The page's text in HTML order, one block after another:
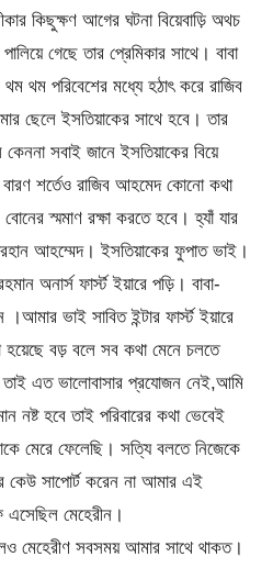
কিছুক্ষণ আগের ঘটনা বিয়েবাড়ি অথচ
গেছে তার প্রেমিকার সাথে। বাবা
থম পরিবেশের মধ্যে হঠাৎ করে রাজিব
ছেলে ইসতিয়াকের সাথে হবে। তার
সবাই জানে ইসতিয়াকের বিয়ে
বারণ শর্তেও রাজিব আহমেদ কোনো কথা
স্মমাণ রক্ষা করতে হবে। হ্যাঁ যার
আহম্মেদ। ইসতিয়াকের ফুপাত ভাই।
অনার্স ফার্স্ট ইয়ারে পড়ি। বাবা-
।আমার ভাই সাবিত ইন্টার ফার্স্ট ইয়ারে
বড় বলে সব কথা মেনে চলতে
তাই এত ভালোবাসার প্রযোজন নেই,আমি
নষ্ট হবে তাই পরিবারের কথা ভেবেই
মেরে ফেলেছি। সত্যি বলতে নিজেকে
কেউ সাপোর্ট করেন না আমার এই
মেহেরীন।
মেহেরীণ সবসময় আমার সাথে থাকত।